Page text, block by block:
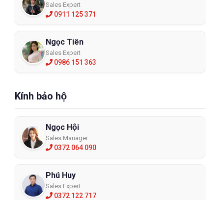
Sales Expert
0911 125 371
Ngọc Tiên
Sales Expert
0986 151 363
Kính bảo hộ
Ngọc Hội
Sales Manager
0372 064 090
Phú Huy
Sales Expert
0372 122 717